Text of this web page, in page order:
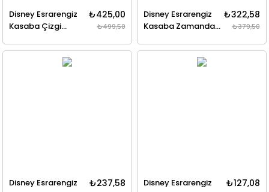
Disney Esrarengiz
Kasaba Çizgi
₺425,00
₺499,50
Disney Esrarengiz
Kasaba Zamanda
₺322,58
₺379,50
Disney Esrarengiz
₺237,58
Disney Esrarengiz
₺127,08